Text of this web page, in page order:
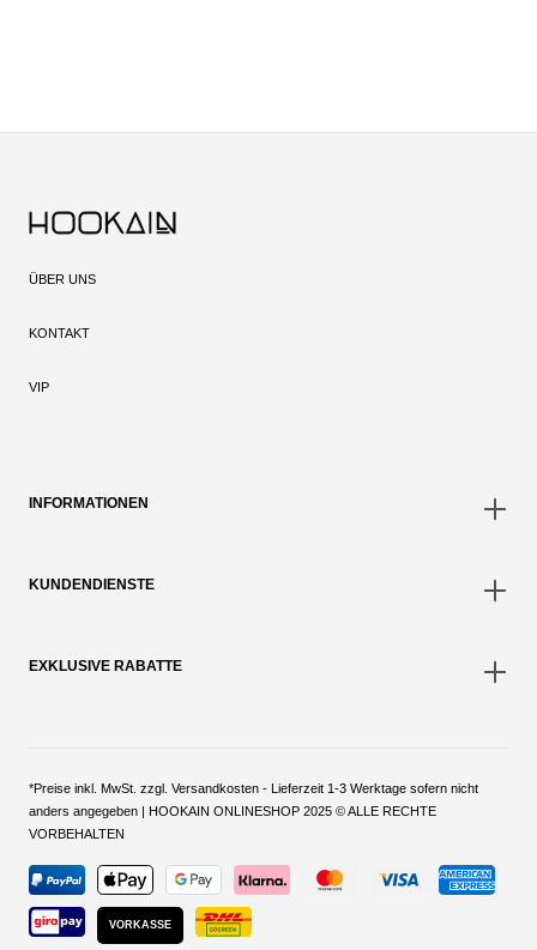
ÜBER UNS
KONTAKT
VIP
INFORMATIONEN
KUNDENDIENSTE
EXKLUSIVE RABATTE
*Preise inkl. MwSt. zzgl. Versandkosten - Lieferzeit 1-3 Werktage sofern nicht
anders angegeben | HOOKAIN ONLINESHOP 2025 © ALLE RECHTE
VORBEHALTEN
VORKASSE